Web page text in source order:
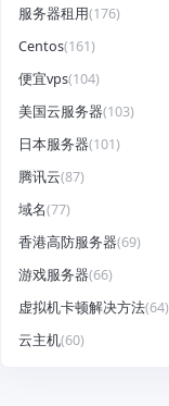
服务器租用(176)
Centos(161)
便宜vps(104)
美国云服务器(103)
日本服务器(101)
腾讯云(87)
域名(77)
香港高防服务器(69)
游戏服务器(66)
虚拟机卡顿解决方法(64)
云主机(60)